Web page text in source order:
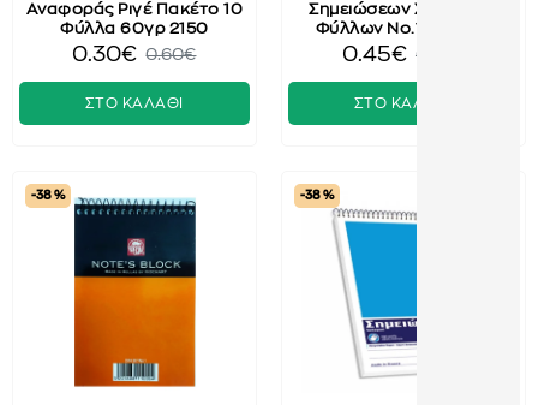
Αναφοράς Ριγέ Πακέτο 10
Φύλλα 60γρ 2150
0.30€ 0.60€
ΣΤΟ ΚΑΛΑΘΙ
Σημειώσεων Σπιράλ 50
Φύλλων No.1 243605
0.45€ 0.70€
ΣΤΟ ΚΑΛΑΘΙ
-38 % -38 %